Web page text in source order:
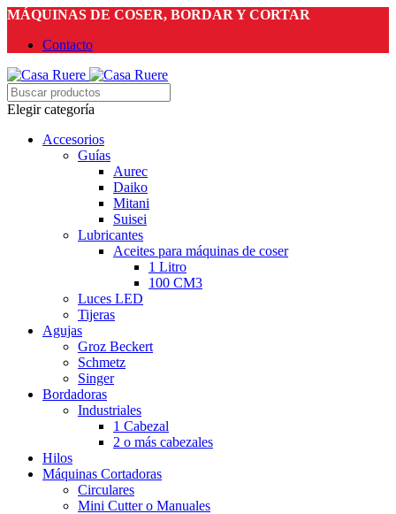
MÁQUINAS DE COSER, BORDAR Y CORTAR
Contacto
Elegir categoría
Accesorios
Guías
Aurec
Daiko
Mitani
Suisei
Lubricantes
Aceites para máquinas de coser
1 Litro
100 CM3
Luces LED
Tijeras
Agujas
Groz Beckert
Schmetz
Singer
Bordadoras
Industriales
1 Cabezal
2 o más cabezales
Hilos
Máquinas Cortadoras
Circulares
Mini Cutter o Manuales